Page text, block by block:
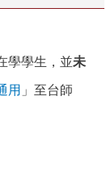
學學生，並未
用 」至台師